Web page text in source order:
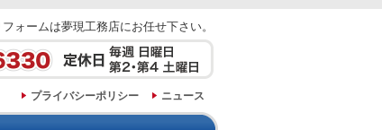
ォームは夢現工務店にお任せ下さい。
プライバシーポリシー ニュース